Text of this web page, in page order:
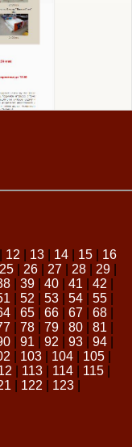
12 13| 14| 15| 16
25| 26| 27| 28| 29|
| 39| 40| 41 42
52 53| 54| 55|
| 65| 66| 67| 68|
| 78| 79| 80| 81
| 91 92 93| 94|
103| 104| 105|
113 114 115
122 123|